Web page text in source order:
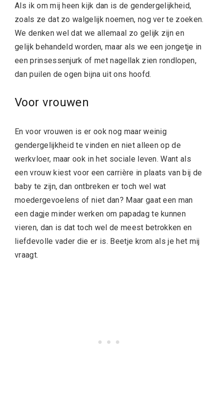
Als ik om mij heen kijk dan is de gendergelijkheid,
zoals ze dat zo walgelijk noemen, nog ver te zoeken.
We denken wel dat we allemaal zo gelijk zijn en
gelijk behandeld worden, maar als we een jongetje in
een prinsessenjurk of met nagellak zien rondlopen,
dan puilen de ogen bijna uit ons hoofd.
Voor vrouwen
En voor vrouwen is er ook nog maar weinig
gendergelijkheid te vinden en niet alleen op de
werkvloer, maar ook in het sociale leven. Want als
een vrouw kiest voor een carrière in plaats van bij de
baby te zijn, dan ontbreken er toch wel wat
moedergevoelens of niet dan? Maar gaat een man
een dagje minder werken om papadag te kunnen
vieren, dan is dat toch wel de meest betrokken en
liefdevolle vader die er is. Beetje krom als je het mij
vraagt.